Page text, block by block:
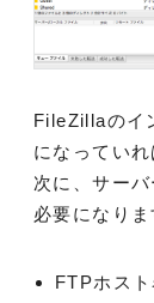
FileZillaのイ
になっていれ
次に、サー
必要になりま
FTPホス